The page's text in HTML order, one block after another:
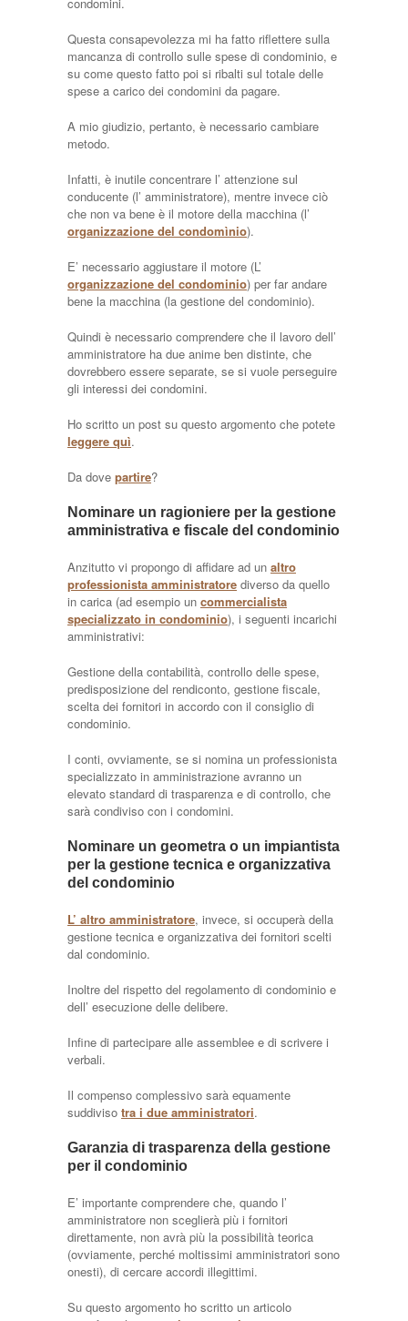
Questa consapevolezza mi ha fatto riflettere sulla
mancanza di controllo sulle spese di condominio, e
su come questo fatto poi si ribalti sul totale delle
spese a carico dei condomini da pagare.
A mio giudizio, pertanto, è necessario cambiare
metodo.
Infatti, è inutile concentrare l’ attenzione sul
conducente (l’ amministratore), mentre invece ciò
che non va bene è il motore della macchina (l’
organizzazione del condomìnio).
E’ necessario aggiustare il motore (L’
organizzazione del condominio) per far andare
bene la macchina (la gestione del condominio).
Quindi è necessario comprendere che il lavoro dell’
amministratore ha due anime ben distinte, che
dovrebbero essere separate, se si vuole perseguire
gli interessi dei condomini.
Ho scritto un post su questo argomento che potete
leggere quì.
Da dove partire?
Nominare un ragioniere per la gestione
amministrativa e fiscale del condominio
Anzitutto vi propongo di affidare ad un altro
professionista amministratore diverso da quello
in carica (ad esempio un commercialista
specializzato in condominio), i seguenti incarichi
amministrativi:
Gestione della contabilità, controllo delle spese,
predisposizione del rendiconto, gestione fiscale,
scelta dei fornitori in accordo con il consiglio di
condominio.
I conti, ovviamente, se si nomina un professionista
specializzato in amministrazione avranno un
elevato standard di trasparenza e di controllo, che
sarà condiviso con i condomini.
Nominare un geometra o un impiantista
per la gestione tecnica e organizzativa
del condominio
L’ altro amministratore, invece, si occuperà della
gestione tecnica e organizzativa dei fornitori scelti
dal condominio.
Inoltre del rispetto del regolamento di condominio e
dell’ esecuzione delle delibere.
Infine di partecipare alle assemblee e di scrivere i
verbali.
Il compenso complessivo sarà equamente
suddiviso tra i due amministratori.
Garanzia di trasparenza della gestione
per il condominio
E’ importante comprendere che, quando l’
amministratore non sceglierà più i fornitori
direttamente, non avrà più la possibilità teorica
(ovviamente, perché moltissimi amministratori sono
onesti), di cercare accordi illegittimi.
Su questo argomento ho scritto un articolo